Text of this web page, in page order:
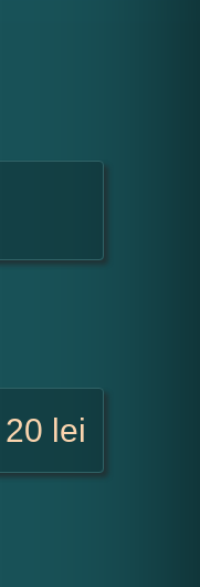
20 lei